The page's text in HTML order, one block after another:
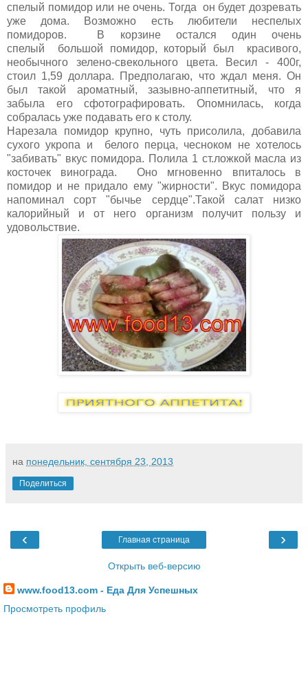
спелый помидор или не очень. Тогда он будет дозревать
уже дома. Возможно есть любители неспелых
помидоров. В корзине остался один очень
спелый большой помидор, который был красивого,
необычного зелено-свекольного цвета. Весил - 400г,
стоил 1,59 доллара. Предполагаю, что ждал меня. Он
был такой ароматный, зазывно-аппетитный, что я
забыла его сфотографировать. Опомнилась, когда
собралась уже подавать его к столу.
Нарезала помидор крупно, чуть присолила, добавила
сухого укропа и белого перца, чесноком не хотелось
"забивать" вкус помидора. Полила 1 ст.ложкой масла из
косточек винограда. Оно мгновенно впиталось в
помидор и не придало ему "жирности". Вкус помидора
напоминал сорт "бычье сердце".Такой салат низко
калорийный и от него организм получит пользу и
удовольствие.
на понедельник, сентября 23, 2013
Поделиться
‹ ›
Главная страница
Открыть веб-версию
www.food13.com - Еда Для Успешных
Просмотреть профиль